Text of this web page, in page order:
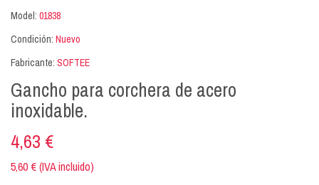
Model: 01838
Condición: Nuevo
Fabricante: SOFTEE
Gancho para corchera de acero
inoxidable.
4,63 €
5,60 € (IVA incluido)